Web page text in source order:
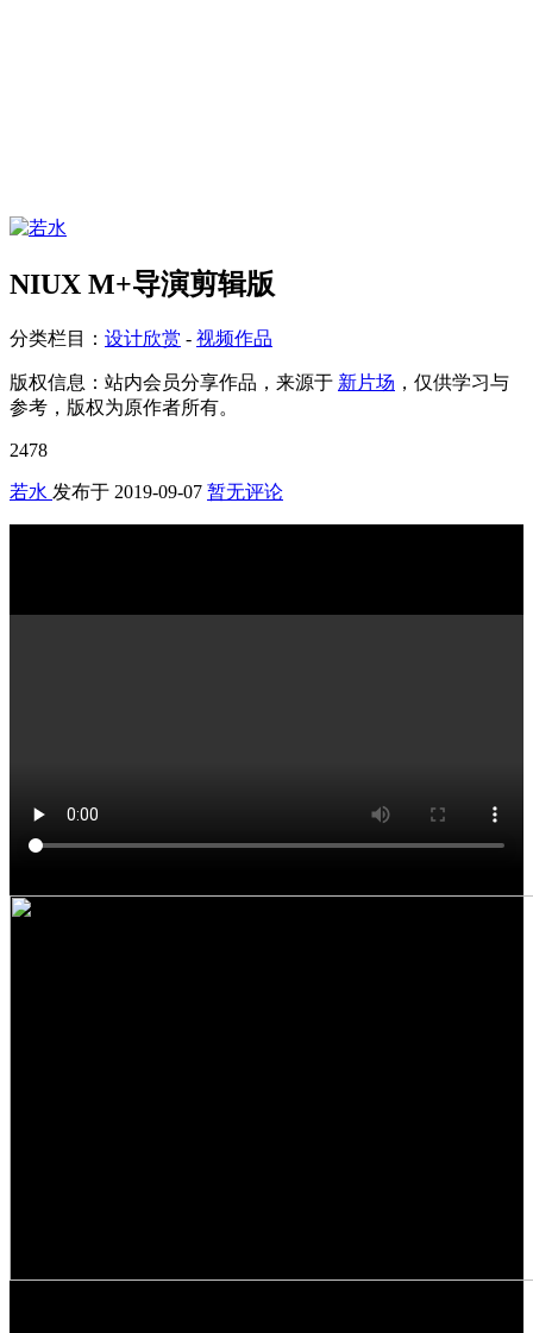
NIUX M+导演剪辑版
分类栏目： 设计欣赏 - 视频作品
版权信息： 站内会员分享作品，来源于 新片场 ，仅供学习与
参考，版权为原作者所有。
2478
若水 发布于 2019-09-07 暂无评论